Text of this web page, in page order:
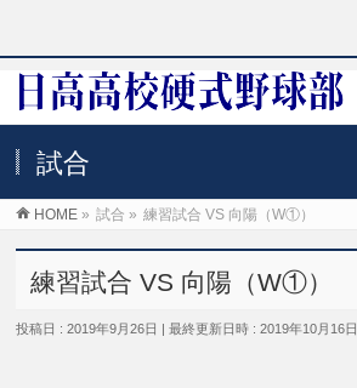
試合
HOME » 試合 » 練習試合 VS 向陽（W①）
練習試合 VS 向陽（W①）
投稿日 : 2019年9月26日 最終更新日時 : 2019年10月16日